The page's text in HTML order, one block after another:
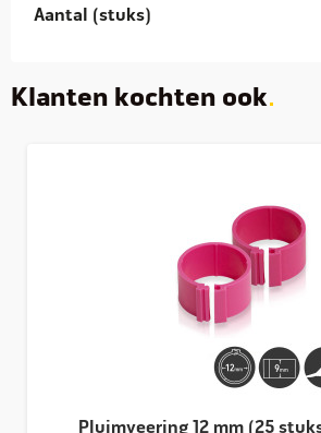
Aantal (stuks)
Klanten kochten ook
Pluimveering 12 mm (25